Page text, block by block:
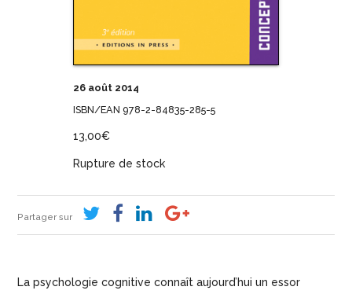
26 août 2014
ISBN/EAN 978-2-84835-285-5
13,00€
Rupture de stock
Partager sur
La psychologie cognitive connaît aujourd’hui un essor